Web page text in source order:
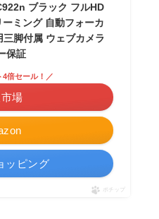
ブラック フルHD
ミング 自動フォーカ
脚付属 ウェブカメラ
保証
4倍セール！／
場
ッピング
ポチップ